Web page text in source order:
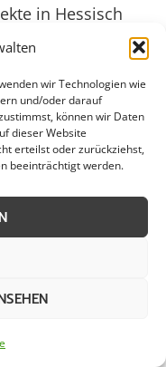
wir Technologien wie
und/oder darauf
können wir Daten
dieser Website
erteilst oder zurückziehst,
beeinträchtigt werden.
in Hessisch
um
zu erhalten.
Hessisch
Außenreinigung
Gewerbeflächen
Müllmanagement